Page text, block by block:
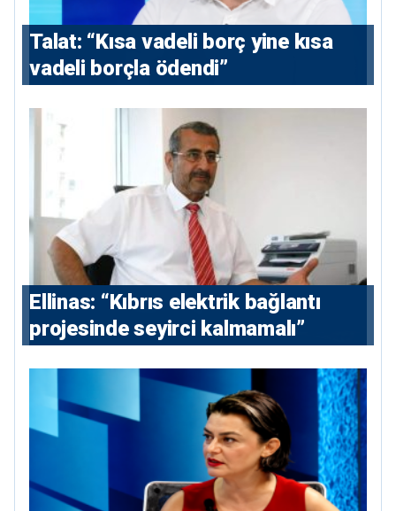
Talat: “Kısa vadeli borç yine kısa
vadeli borçla ödendi”
Ellinas: “Kıbrıs elektrik bağlantı
projesinde seyirci kalmamalı”